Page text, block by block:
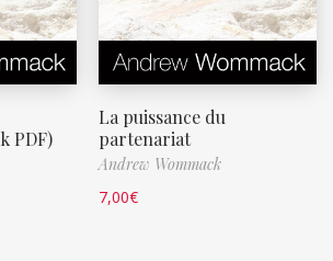
PDF)
La puissance du
partenariat
Andrew Wommack
7,00€